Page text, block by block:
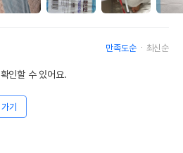
만족도순 최신순
인할 수 있어요.
기